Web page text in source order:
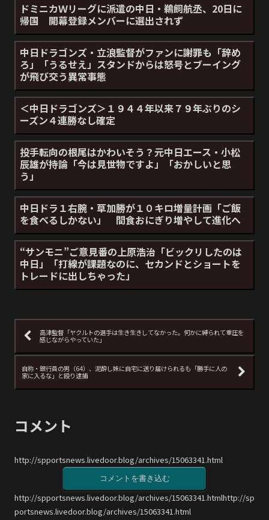
ドミニカＷリーグに派遣の中日・鵜飼航丞、20日に
帰国 開幕登録メンバーに選出されず
中日ドラゴンズ・立浪監督がファンに謝罪も「辞め
ろ」「うるせえ」スタンドからは怒号とブーイング
が飛び交う異常事態
＜中日ドラゴンズ＞１９４４年以来７９年ぶりのシ
ーズン４連勝なし確定
投手転向の根尾はかわいそう？元中日エース・小松
辰雄が持論「今は見世物ですよ」「おかしいと思
う」
中日ドラ１右腕・草加勝が１０キロ増量計画「ご飯
を食べるしかない」 間食おにぎり増やして進化へ
“サンモニ”ご意見番の上原浩治「ビックリしたのは
中日」「打線が課題なのに、セカンドとショートを
トレードに出しちゃった」
高津監督「ヤクルトの選手は生き生きしてなかった。何かに縛られて重圧を
感じながらやっていた」
自称・銀行員の男（64）、泥酔し妹に自宅に送り届けられるも「勝手に人の
家に入るな」と殴り逮捕
コメント
http://spportsnews.livedoor.blog/archives/15063341.html
コメントを書き込む
http://spportsnews.livedoor.blog/archives/15063341.htmlhttp://sp
portsnews.livedoor.blog/archives/15063341.html